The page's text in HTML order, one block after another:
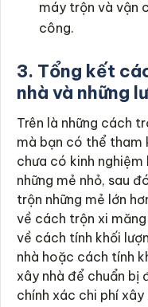
máy trộn và vận
công.
3. Tổng kết
nhà và những
Trên là những cách
mà bạn có thể tham
chưa có kinh
những mẻ nhỏ, sau
trộn những mẻ lớn
về cách trộn xi
về cách tính khối
nhà hoặc cách tính
xây nhà để chuẩn bị
chính xác chi phí xây